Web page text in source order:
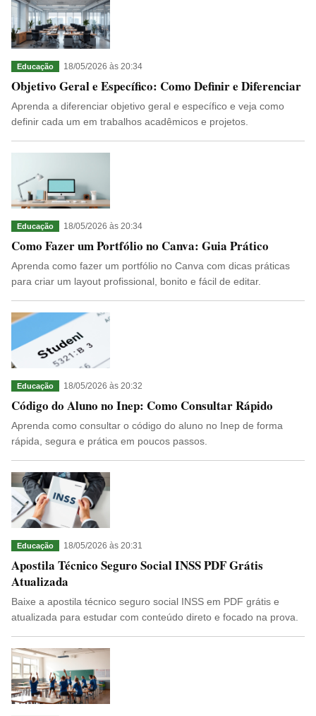
Educação 18/05/2026 às 20:34
Objetivo Geral e Específico: Como Definir e Diferenciar
Aprenda a diferenciar objetivo geral e específico e veja como
definir cada um em trabalhos acadêmicos e projetos.
Educação 18/05/2026 às 20:34
Como Fazer um Portfólio no Canva: Guia Prático
Aprenda como fazer um portfólio no Canva com dicas práticas
para criar um layout profissional, bonito e fácil de editar.
Educação 18/05/2026 às 20:32
Código do Aluno no Inep: Como Consultar Rápido
Aprenda como consultar o código do aluno no Inep de forma
rápida, segura e prática em poucos passos.
Educação 18/05/2026 às 20:31
Apostila Técnico Seguro Social INSS PDF Grátis
Atualizada
Baixe a apostila técnico seguro social INSS em PDF grátis e
atualizada para estudar com conteúdo direto e focado na prova.